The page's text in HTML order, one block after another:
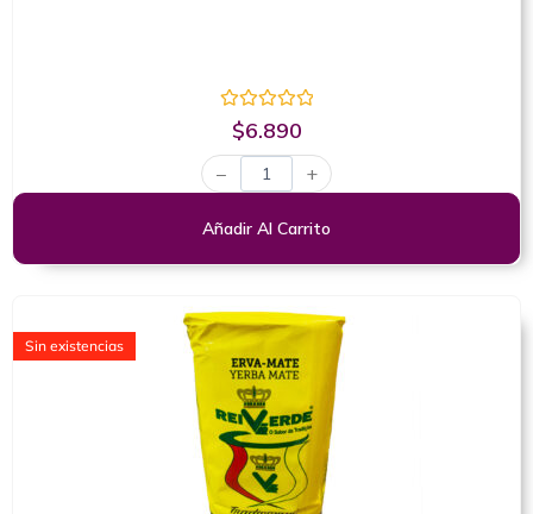
Valorado
con
0
de
5
$6.890
− +
Añadir Al Carrito
Sin existencias